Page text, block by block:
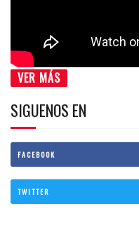
VER MÁS
SIGUENOS EN
FACEBOOK
TWITTER